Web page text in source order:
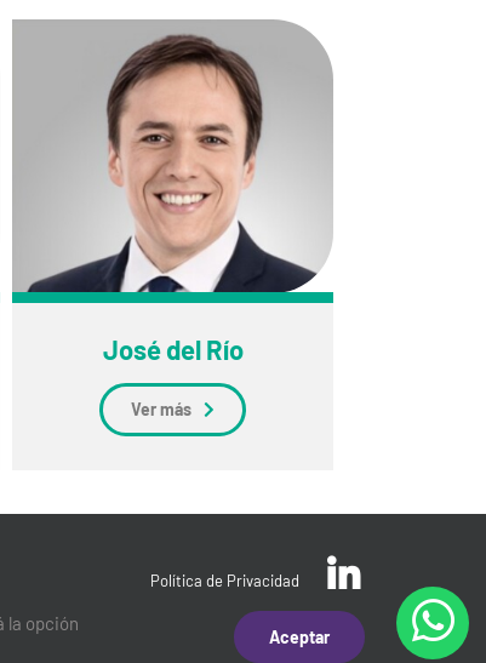
José del Río
Ver más
Política de Privacidad
la opción
Aceptar